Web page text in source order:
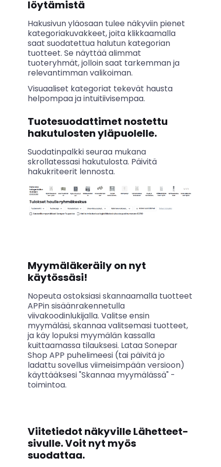
löytämistä
Hakusivun yläosaan tulee näkyviin pienet
kategoriakuvakkeet, joita klikkaamalla
saat suodatettua halutun kategorian
tuotteet. Se näyttää alimmat
tuoteryhmät, jolloin saat tarkemman ja
relevantimman valikoiman.
Visuaaliset kategoriat tekevät hausta
helpompaa ja intuitiivisempaa.
Tuotesuodattimet nostettu
hakutulosten yläpuolelle.
Suodatinpalkki seuraa mukana
skrollatessasi hakutulosta. Päivitä
hakukriteerit lennosta.
Myymäläkeräilyon nyt
käytössäsi!
Nopeuta ostoksiasi skannaamalla tuotteet
APPin sisäänrakennetulla
viivakoodinlukijalla. Valitse ensin
myymäläsi, skannaa valitsemasi tuotteet,
ja käy lopuksi myymälän kassalla
kuittaamassa tilauksesi. Lataa Sonepar
Shop APP puhelimeesi (tai päivitä jo
ladattu sovellus viimeisimpään versioon)
käyttääksesi "Skannaa myymälässä" -
toimintoa.
Viitetiedot näkyville Lähetteet-
sivulle. Voit nyt myös
suodattaa.